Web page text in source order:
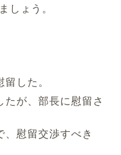
しょう。
した。
が、部長に慰留さ
、慰留交渉すべき